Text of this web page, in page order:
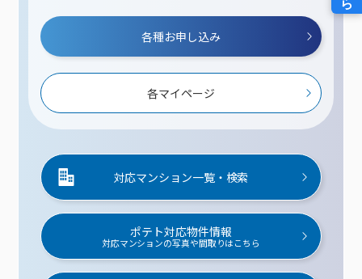
各種お申し込み
各マイページ
対応マンション一覧・検索
ポテト対応物件情報
対応マンションの写真や間取りはこちら